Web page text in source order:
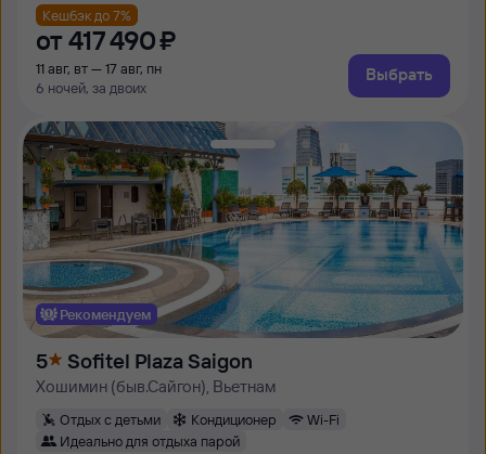
Кешбэк до 7%
от 417 ⁠490 ⁠₽
11 авг, вт — 17 авг, пн
6 ночей, за двоих
Выбрать
Рекомендуем
5 Sofitel Plaza Saigon
Хошимин (быв.Сайгон), Вьетнам
Отдых с детьми Кондиционер
Wi-Fi
Идеально для отдыха парой